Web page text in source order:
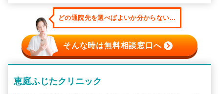
どの通院先を選べばよいか分からない...
そんな時は無料相談窓口へ
恵庭ふじたクリニック